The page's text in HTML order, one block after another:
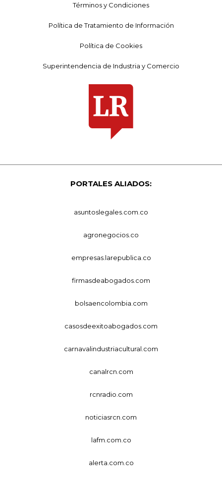
Términos y Condiciones
Política de Tratamiento de Información
Política de Cookies
Superintendencia de Industria y Comercio
PORTALES ALIADOS:
asuntoslegales.com.co
agronegocios.co
empresas.larepublica.co
firmasdeabogados.com
bolsaencolombia.com
casosdeexitoabogados.com
carnavalindustriacultural.com
canalrcn.com
rcnradio.com
noticiasrcn.com
lafm.com.co
alerta.com.co